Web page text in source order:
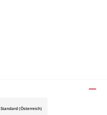
Standard (Österreich)